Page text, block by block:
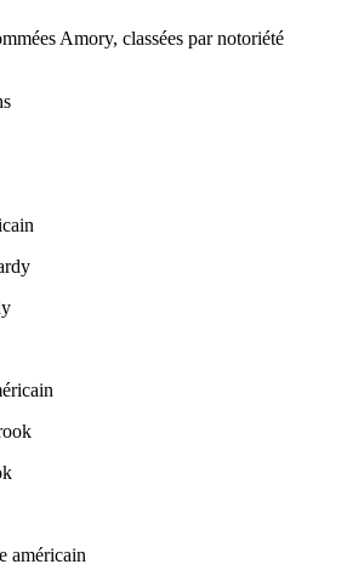
Amory, classées par notoriété
américain